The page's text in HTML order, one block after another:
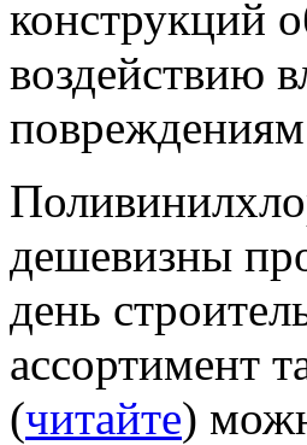
конструкций
воздействию
дешевизны
день
ассортимент
(читайте)